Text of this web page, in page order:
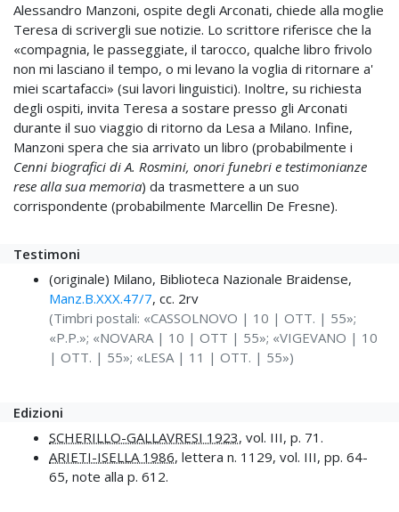
Alessandro Manzoni, ospite degli Arconati, chiede alla moglie
Teresa di scrivergli sue notizie. Lo scrittore riferisce che la
«compagnia, le passeggiate, il tarocco, qualche libro frivolo
non mi lasciano il tempo, o mi levano la voglia di ritornare a'
miei scartafacci» (sui lavori linguistici). Inoltre, su richiesta
degli ospiti, invita Teresa a sostare presso gli Arconati
durante il suo viaggio di ritorno da Lesa a Milano. Infine,
Manzoni spera che sia arrivato un libro (probabilmente i
Cenni biografici di A. Rosmini, onori funebri e testimonianze
rese alla sua memoria) da trasmettere a un suo
corrispondente (probabilmente Marcellin De Fresne).
Testimoni
(originale) Milano, Biblioteca Nazionale Braidense,
Manz.B.XXX.47/7, cc. 2rv
(Timbri postali: «CASSOLNOVO | 10 | OTT. | 55»;
«P.P.»; «NOVARA | 10 | OTT | 55»; «VIGEVANO | 10
| OTT. | 55»; «LESA | 11 | OTT. | 55»)
Edizioni
SCHERILLO-GALLAVRESI 1923, vol. III, p. 71.
ARIETI-ISELLA 1986, lettera n. 1129, vol. III, pp. 64-
65, note alla p. 612.